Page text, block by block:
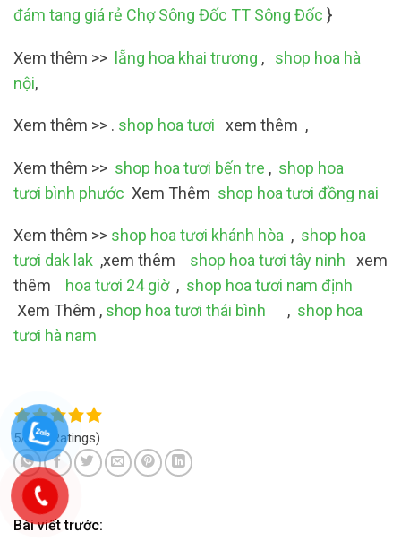
đám tang giá rẻ Chợ Sông Đốc TT Sông Đốc }
Xem thêm >> lẵng hoa khai trương ,
shop hoa hà
nội,
Xem thêm >> . shop hoa tươi xem thêm ,
Xem thêm >> shop hoa tươi bến tre , shop hoa
tươi bình phước Xem Thêm shop hoa tươi đồng nai
Xem thêm >> shop hoa tươi khánh hòa , shop hoa
tươi dak lak ,xem thêm shop hoa tươi tây ninh xem
thêm hoa tươi 24 giờ , shop hoa tươi nam định
Xem Thêm , shop hoa tươi thái bình , shop hoa
tươi hà nam
5/5 (4 Ratings)
Bài viết trước: